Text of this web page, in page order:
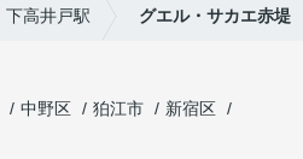
下高井戸駅 グエル・サカエ赤堤
中野区 狛江市
新宿区